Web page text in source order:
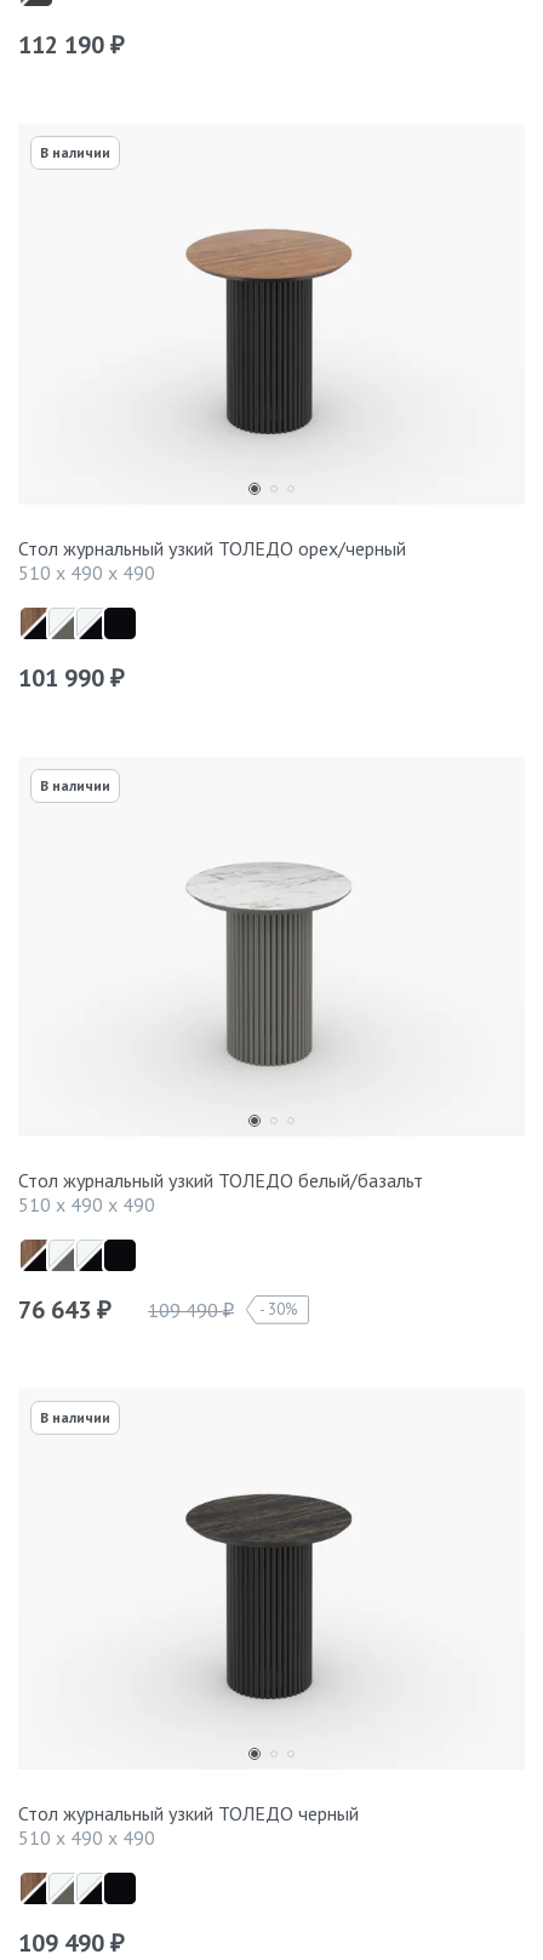
112 190 ₽
В наличии
Стол журнальный узкий ТОЛЕДО орех/черный
510 x 490 x 490
101 990 ₽
В наличии
Стол журнальный узкий ТОЛЕДО белый/базальт
510 x 490 x 490
76 643 ₽ 109 490₽ 30%
В наличии
Стол журнальный узкий ТОЛЕДО черный
510 x 490 x 490
109 490 ₽